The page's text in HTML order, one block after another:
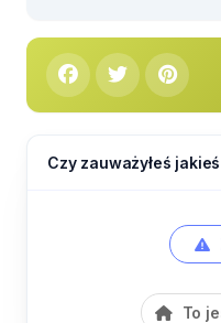
Czy zauważyłeś jakieś
To